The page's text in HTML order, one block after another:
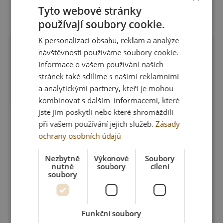
990 KčTyto webové stránky
používají soubory cookie.
K personalizaci obsahu, reklam a analýze
návštěvnosti používáme soubory cookie.
Informace o vašem používání našich
stránek také sdílíme s našimi reklamními
a analytickými partnery, kteří je mohou
kombinovat s dalšími informacemi, které
jste jim poskytli nebo které shromáždili
při vašem používání jejich služeb.Zásady
ochrany osobních údajů
Nezbytně
nutné
soubory
Výkonové
soubory
Soubory
cílení
Funkční soubory